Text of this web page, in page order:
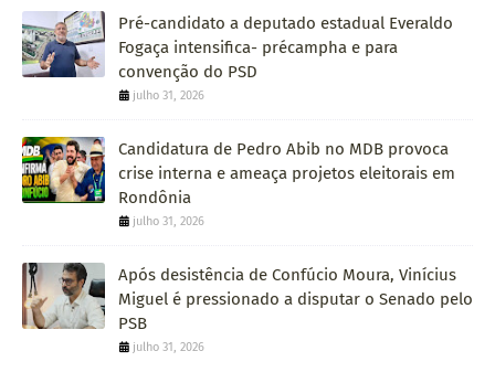
Pré-candidato a deputado estadual Everaldo
Fogaça intensifica- précampha e para
convenção do PSD
julho 31, 2026
Candidatura de Pedro Abib no MDB provoca
crise interna e ameaça projetos eleitorais em
Rondônia
julho 31, 2026
Após desistência de Confúcio Moura, Vinícius
Miguel é pressionado a disputar o Senado pelo
PSB
julho 31, 2026